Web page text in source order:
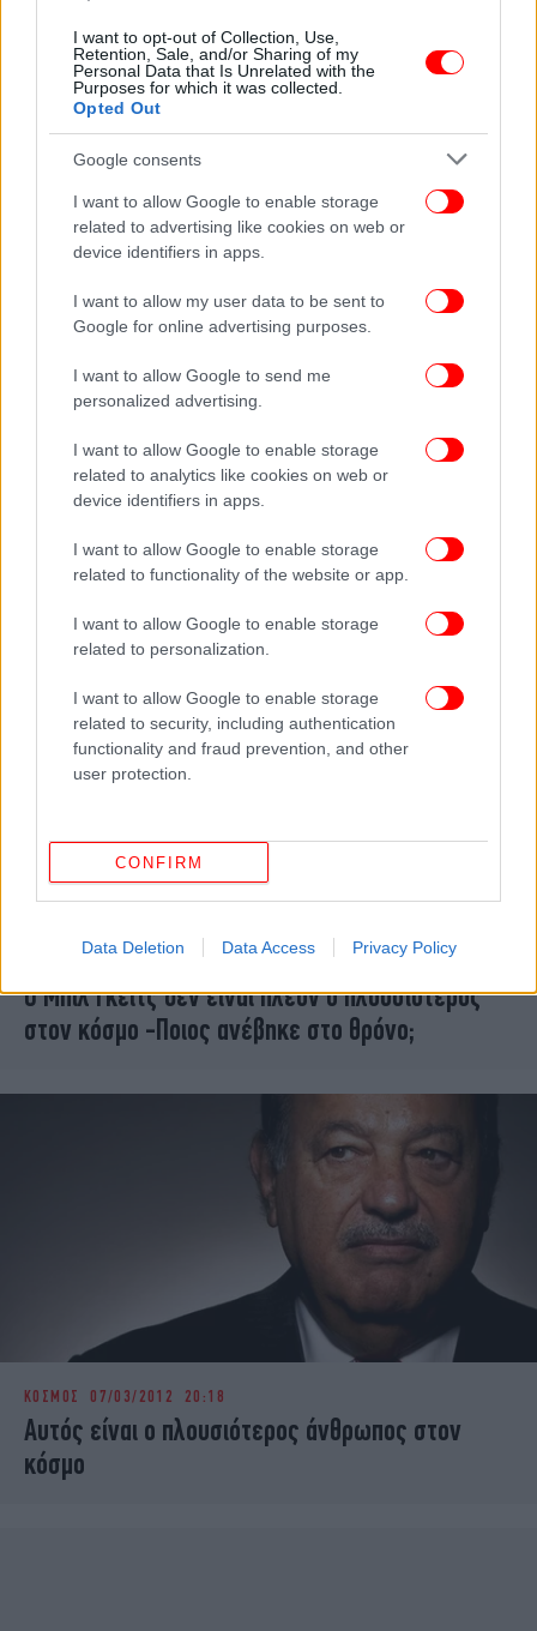
I want to opt-out of Collection, Use,
Retention, Sale, and/or Sharing of my
Personal Data that Is Unrelated with the
Purposes for which it was collected.
Opted Out
Google consents
I want to allow Google to enable storage
related to advertising like cookies on web or
device identifiers in apps.
I want to allow my user data to be sent to
Google for online advertising purposes.
I want to allow Google to send me
personalized advertising.
I want to allow Google to enable storage
related to analytics like cookies on web or
device identifiers in apps.
I want to allow Google to enable storage
related to functionality of the website or app.
I want to allow Google to enable storage
related to personalization.
I want to allow Google to enable storage
related to security, including authentication
functionality and fraud prevention, and other
user protection.
CONFIRM
Data Deletion Data Access Privacy Policy
ΟΙΚΟΝΟΜΙΑ 19/08/2020 10:37
Πήρε φόρα ο Ελον Μασκ: Εβγαλε οκτώ δισ.
δολάρια σε ένα 24ωρο! -Τέταρτος πλουσιότερος
άνθρωπος στον πλανήτη
ΚΟΣΜΟΣ 23/06/2020 14:18
στην πρώτη δεκάδα των δισεκατομμυριούχων
28/07/2017 09:06
Ο Μπιλ Γκέιτς δεν είναι πλέον ο πλουσιότερος
στον κόσμο -Ποιος ανέβηκε στο θρόνο;
ΚΟΣΜΟΣ 07/03/2012 20:18
Αυτός είναι ο πλουσιότερος άνθρωπος στον
κόσμο